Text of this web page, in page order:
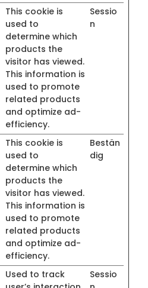
This cookie is
used to
determine which
products the
visitor has viewed.
This information is
used to promote
related products
and optimize ad-
efficiency.
Sessio
n
This cookie is
used to
determine which
products the
visitor has viewed.
This information is
used to promote
related products
and optimize ad-
efficiency.
Bestän
dig
Used to track
Sessio